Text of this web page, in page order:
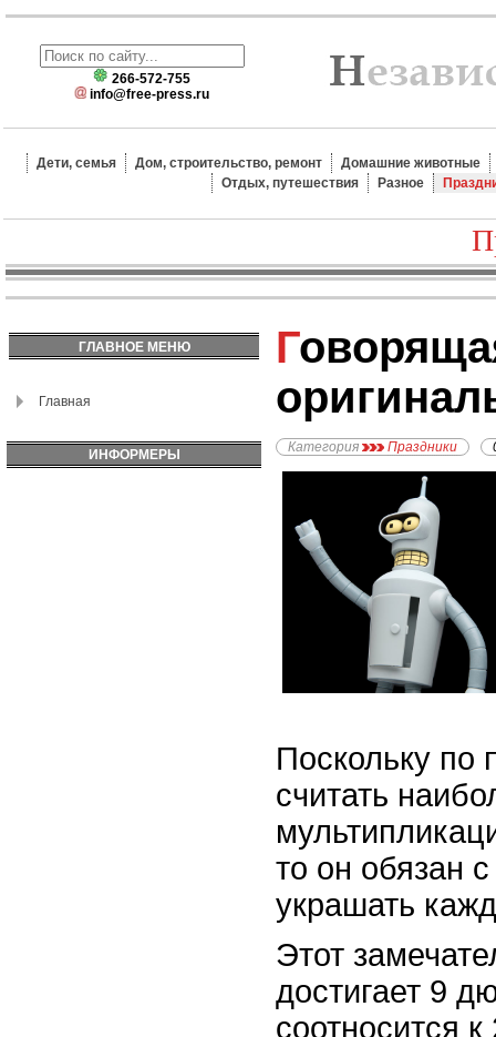
266-572-755
info@free-press.ru
Дети, семья Дом, строительство, ремонт
Домашние животные
Отдых, путешествия
Разное
ГЛАВНОЕ МЕНЮ
Главная
ИНФОРМЕРЫ
Говорящая игрушка -
Категория Праздники
Поскольку по
считать
то он обязан
украшать
Этот
достигает 9
соотносится